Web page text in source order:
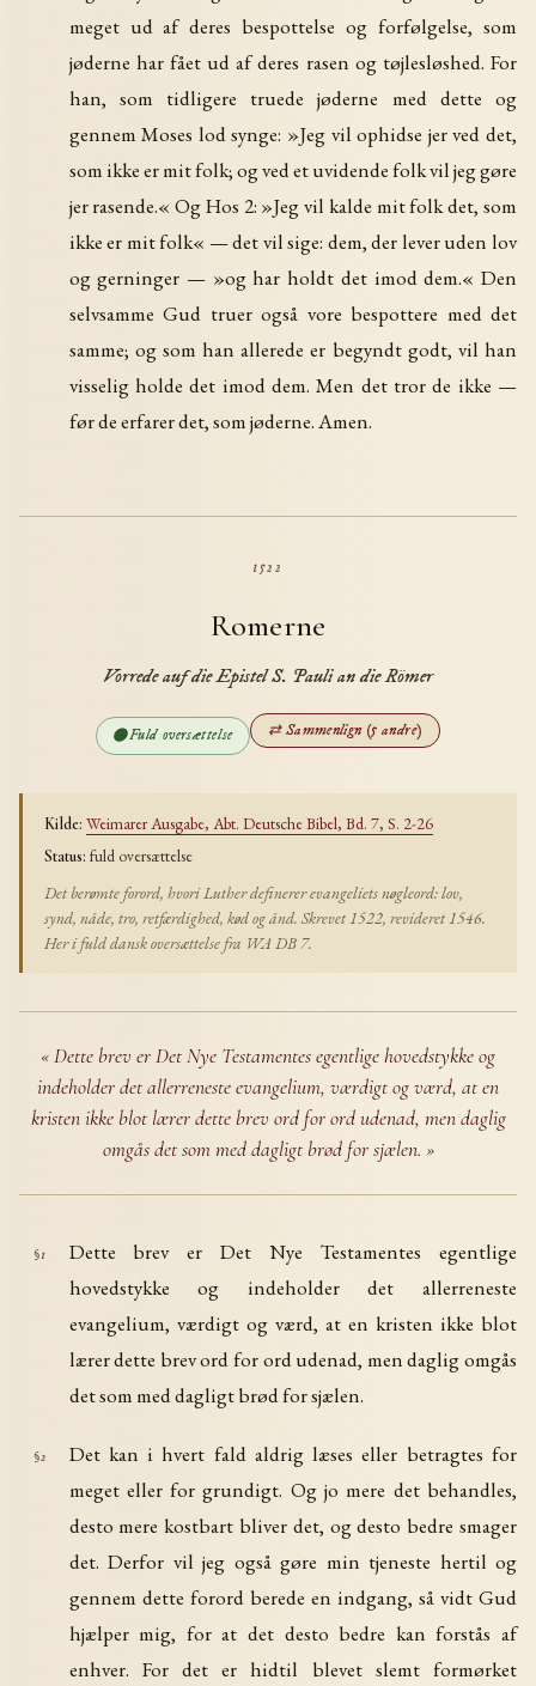
meget ud af deres bespottelse og forfølgelse, som
jøderne har fået ud af deres rasen og tøjlesløshed. For
han, som tidligere truede jøderne med dette og
gennem Moses lod synge: »Jeg vil ophidse jer ved det,
som ikke er mit folk; og ved et uvidende folk vil jeg gøre
jer rasende.« Og Hos 2: »Jeg vil kalde mit folk det, som
ikke er mit folk« — det vil sige: dem, der lever uden lov
og gerninger — »og har holdt det imod dem.« Den
selvsamme Gud truer også vore bespottere med det
samme; og som han allerede er begyndt godt, vil han
visselig holde det imod dem. Men det tror de ikke —
før de erfarer det, som jøderne. Amen.
1522
Romerne
Vorrede auf die Epistel S. Pauli an die Römer
⬤Fuld oversættelse ⇄ Sammenlign (5 andre)
Kilde: Weimarer Ausgabe, Abt. Deutsche Bibel, Bd. 7, S. 2-26
Status: fuld oversættelse
Det berømte forord, hvori Luther definerer evangeliets nøgleord: lov,
synd, nåde, tro, retfærdighed, kød og ånd. Skrevet 1522, revideret 1546.
Her i fuld dansk oversættelse fra WA DB 7.
« Dette brev er Det Nye Testamentes egentlige hovedstykke og
indeholder det allerreneste evangelium, værdigt og værd, at en
kristen ikke blot lærer dette brev ord for ord udenad, men daglig
omgås det som med dagligt brød for sjælen. »
§1
Dette brev er Det Nye Testamentes egentlige
hovedstykke og indeholder det allerreneste
evangelium, værdigt og værd, at en kristen ikke blot
lærer dette brev ord for ord udenad, men daglig omgås
det som med dagligt brød for sjælen.
§2
Det kan i hvert fald aldrig læses eller betragtes for
meget eller for grundigt. Og jo mere det behandles,
desto mere kostbart bliver det, og desto bedre smager
det. Derfor vil jeg også gøre min tjeneste hertil og
gennem dette forord berede en indgang, så vidt Gud
hjælper mig, for at det desto bedre kan forstås af
enhver. For det er hidtil blevet slemt formørket